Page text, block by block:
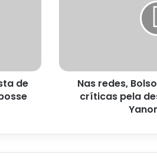
de
dos
Yanomamis
Nas redes,
críticas pela